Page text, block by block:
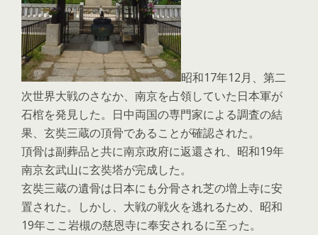
昭和17年12月、第二
次世界大戦のさなか、南京を占領していた日本軍が
石棺を発見した。日中両国の専門家による調査の結
果、玄奘三蔵の頂骨であることが確認された。
頂骨は副葬品と共に南京政府に返還され、昭和19年
南京玄武山に玄奘塔が完成した。
玄奘三蔵の遺骨は日本にも分骨され芝の増上寺に安
置された。しかし、大戦の戦火を逃れるため、昭和
19年ここ岩槻の慈恩寺に奉安されるに至った。